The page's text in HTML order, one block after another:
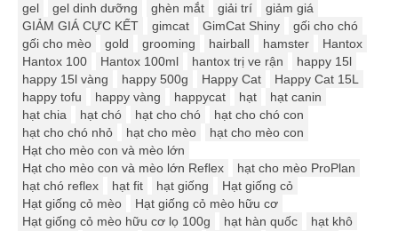
gel
gel dinh dưỡng ghèn mắt giải trí
giảm giá
GIẢM GIÁ CỰC KẾT
gimcat GimCat Shiny
gối cho chó
gối cho mèo
gold grooming hairball hamster
Hantox
Hantox 100
Hantox 100ml hantox trị ve rận
happy 15l
happy 15l vàng
happy 500g Happy Cat
Happy Cat 15L
happy tofu
happy vàng happycat hạt
hạt canin
hạt chia
hạt chó hạt cho chó
hạt cho chó con
hạt cho chó nhỏ
hạt cho mèo
hạt cho mèo con
Hạt cho mèo con và mèo lớn
Hạt cho mèo con và mèo lớn Reflex
hạt cho mèo ProPlan
hạt chó reflex
hạt fit hạt giống
Hạt giống cỏ
Hạt giống cỏ mèo
Hạt giống cỏ mèo hữu cơ
Hạt giống cỏ mèo hữu cơ lọ 100g
hạt hàn quốc
hạt khô